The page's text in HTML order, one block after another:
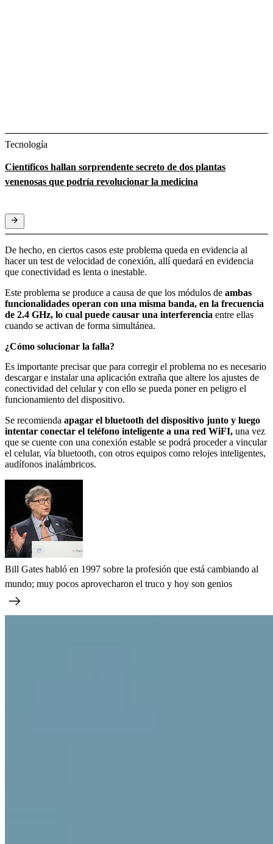
Tecnología
Científicos hallan sorprendente secreto de dos plantas
venenosas que podría revolucionar la medicina
De hecho, en ciertos casos este problema queda en evidencia al
hacer un test de velocidad de conexión, allí quedará en evidencia
que conectividad es lenta o inestable.
Este problema se produce a causa de que los módulos de ambas
funcionalidades operan con una misma banda, en la frecuencia
de 2.4 GHz, lo cual puede causar una interferencia entre ellas
cuando se activan de forma simultánea.
¿Cómo solucionar la falla?
Es importante precisar que para corregir el problema no es necesario
descargar e instalar una aplicación extraña que altere los ajustes de
conectividad del celular y con ello se pueda poner en peligro el
funcionamiento del dispositivo.
Se recomienda apagar el bluetooth del dispositivo junto y luego
intentar conectar el teléfono inteligente a una red WiFI, una vez
que se cuente con una conexión estable se podrá proceder a vincular
el celular, vía bluetooth, con otros equipos como relojes inteligentes,
audífonos inalámbricos.
Bill Gates habló en 1997 sobre la profesión que está cambiando al
mundo; muy pocos aprovecharon el truco y hoy son genios